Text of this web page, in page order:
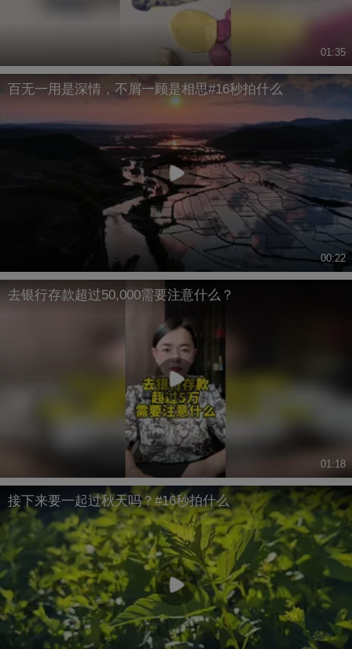
01:35
百无一用是深情，不屑一顾是相思#16秒拍什么
00:22
去银行存款超过50,000需要注意什么？
01:18
接下来要一起过秋天吗？#16秒拍什么